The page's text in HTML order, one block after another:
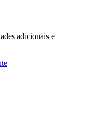
adicionais e